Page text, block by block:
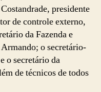
presidente
de controle externo,
da Fazenda e
o secretário-
o secretário da
de técnicos de todos